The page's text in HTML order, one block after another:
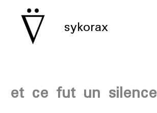
contenu sykorax
et ce fut un silence